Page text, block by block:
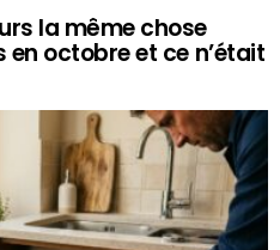
la même chose
octobre et ce n’était